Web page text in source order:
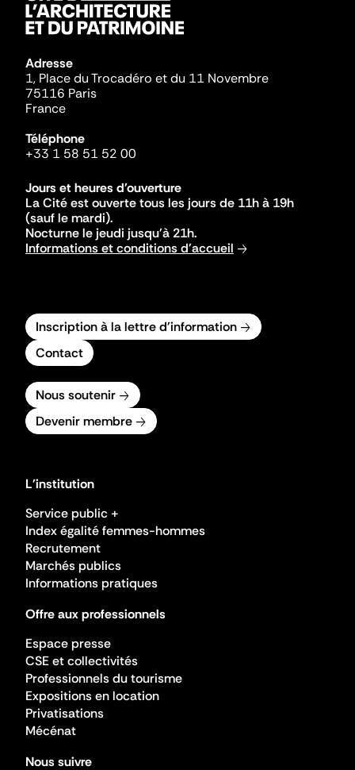
Adresse
1, Place du Trocadéro et du 11 Novembre
75116 Paris
France
Téléphone
+33 1 58 51 52 00
Jours et heures d'ouverture
La Cité est ouverte tous les jours de 11h à 19h
(sauf le mardi).
Nocturne le jeudi jusqu'à 21h.
Informations et conditions d'accueil
Inscription à la lettre d'information
Contact
Nous soutenir
Devenir membre
L'institution
Service public +
Index égalité femmes-hommes
Recrutement
Marchés publics
Informations pratiques
Offre aux professionnels
Espace presse
CSE et collectivités
Professionnels du tourisme
Expositions en location
Privatisations
Mécénat
Nous suivre